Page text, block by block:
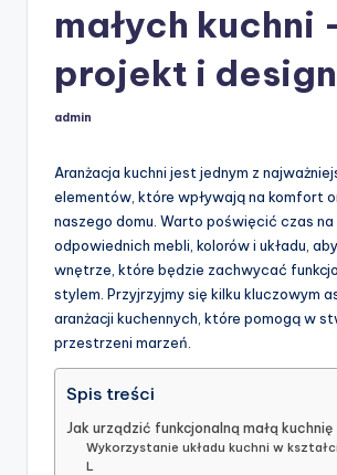
małych kuchni
projekt i design
Posted
admin
Aranżacja kuchni jest jednym z
elementów, które wpływają na komfort
naszego domu. Warto poświęcić czas
odpowiednich mebli, kolorów i układu,
wnętrze, które będzie zachwycać
stylem. Przyjrzyjmy się kilku kluczowym
aranżacji kuchennych, które pomogą w
przestrzeni marzeń.
Spis treści
Jak urządzić funkcjonalną małą kuchnię
Wykorzystanie układu kuchni w
L